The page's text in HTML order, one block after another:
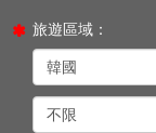
旅遊區域：